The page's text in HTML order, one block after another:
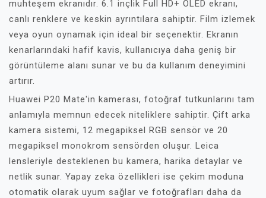
muhteşem ekranıdır. 6.1 inçlik Full HD+ OLED ekranı,
canlı renklere ve keskin ayrıntılara sahiptir. Film izlemek
veya oyun oynamak için ideal bir seçenektir. Ekranın
kenarlarındaki hafif kavis, kullanıcıya daha geniş bir
görüntüleme alanı sunar ve bu da kullanım deneyimini
artırır.
Huawei P20 Mate'in kamerası, fotoğraf tutkunlarını tam
anlamıyla memnun edecek niteliklere sahiptir. Çift arka
kamera sistemi, 12 megapiksel RGB sensör ve 20
megapiksel monokrom sensörden oluşur. Leica
lensleriyle desteklenen bu kamera, harika detaylar ve
netlik sunar. Yapay zeka özellikleri ise çekim moduna
otomatik olarak uyum sağlar ve fotoğrafları daha da